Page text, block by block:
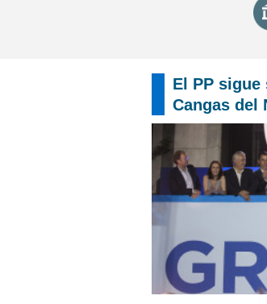
El PP
Cangas del